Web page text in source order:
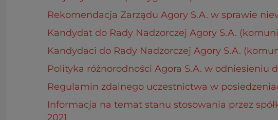
Rekomendacja Zarządu Agory S.A. w sprawie
Kandydat do Rady Nadzorczej Agory S.A.
Kandydaci do Rady Nadzorczej Agory S.A.
Polityka różnorodności Agora S.A. w odniesieniu
Regulamin zdalnego uczestnictwa w
Informacja na temat stanu stosowania przez
2021